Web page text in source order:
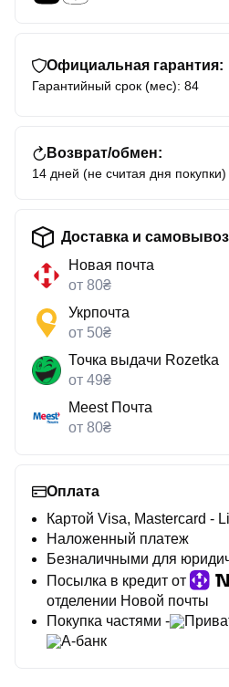
Официальная гарантия:
Гарантийный срок (мес): 84
Возврат/обмен:
14 дней (не считая дня покупки)
Доставка и самовывоз
Новая почта
от 80₴
Укрпочта
от 50₴
Точка выдачи Rozetka
от 49₴
Meest Почта
от 80₴
Оплата
Картой Visa, Mastercard -
Наложенный платеж
Безналичными для
Посылка в кредит от
отделении Новой почты
Покупка частями -
А-банк